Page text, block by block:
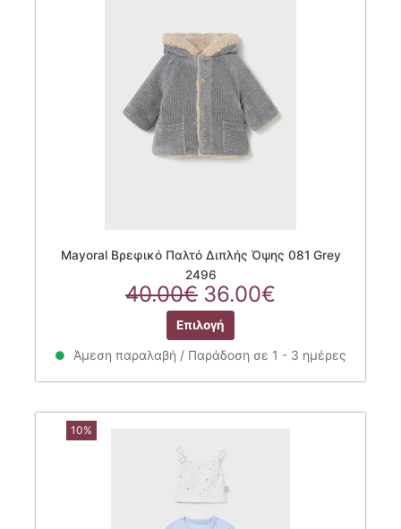
Mayoral Βρεφικό Παλτό Διπλής Όψης 081 Grey
2496
40.00€ Original
price
was:
40.00€.
36.00€
είναι:
Επιλογή
Αυτό
προϊόν
παραλλαγές.
Άμεση παραλαβή / Παράδοση σε 1 - 3 ημέρες
10%